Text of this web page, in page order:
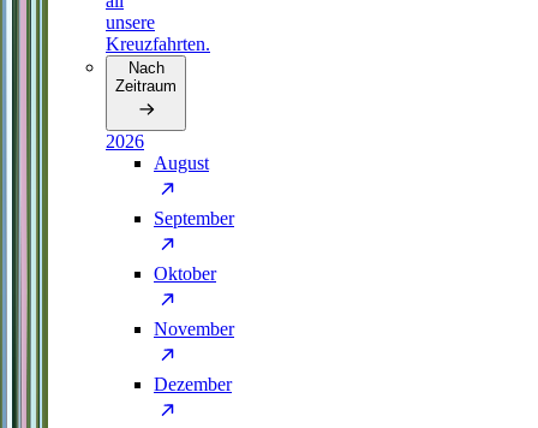
unsere
Kreuzfahrten.
Nach
Zeitraum
2026
August
September
Oktober
November
Dezember